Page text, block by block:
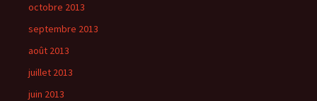
octobre 2013
septembre 2013
août 2013
juillet 2013
juin 2013